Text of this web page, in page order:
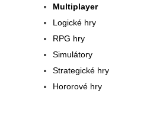
Multiplayer
Logické hry
RPG hry
Simulátory
Strategické hry
Hororové hry